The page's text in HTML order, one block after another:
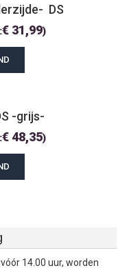
DS
€31,99)
-grijs-
€48,35)
14.00 uur, worden